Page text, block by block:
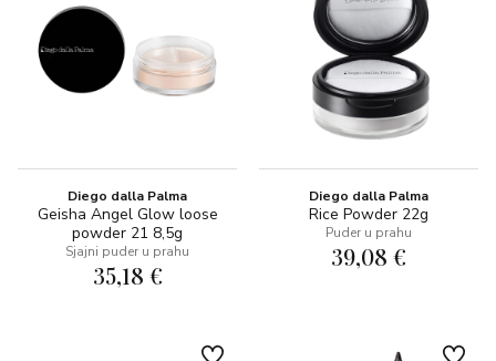
Diego dalla Palma
Geisha Angel Glow loose
powder 21 8,5g
Sjajni puder u prahu
35,18 €
Diego dalla Palma
Rice Powder 22g
Puder u prahu
39,08 €